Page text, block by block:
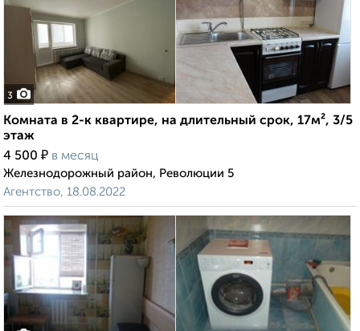
3
Комната в 2-к квартире, на длительный срок, 17м², 3/5
этаж
4 500 ₽ в месяц
Железнодорожный район, Революции 5
Агентство, 18.08.2022